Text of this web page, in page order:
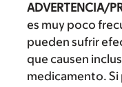
ADVERTENCIA/
es muy poco
pueden sufrir
que causen
medicamento. Si